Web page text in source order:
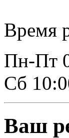
Время
Пн-Пт
Сб
Ваш